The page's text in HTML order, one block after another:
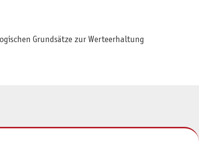
Grundsätze zur Werteerhaltung